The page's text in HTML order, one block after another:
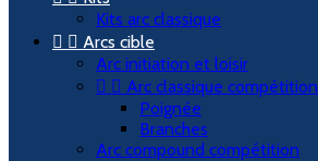
Kits arc classique
  Arcs cible
Arc initiation et loisir
  Arc classique compétition
Poignée
Branches
Arc compound compétition